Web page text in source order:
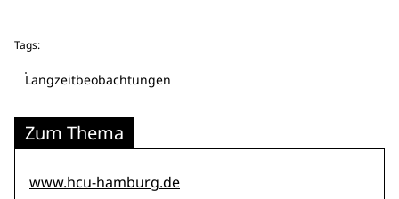
Tags:
Langzeitbeobachtungen
Zum Thema
www.hcu-hamburg.de